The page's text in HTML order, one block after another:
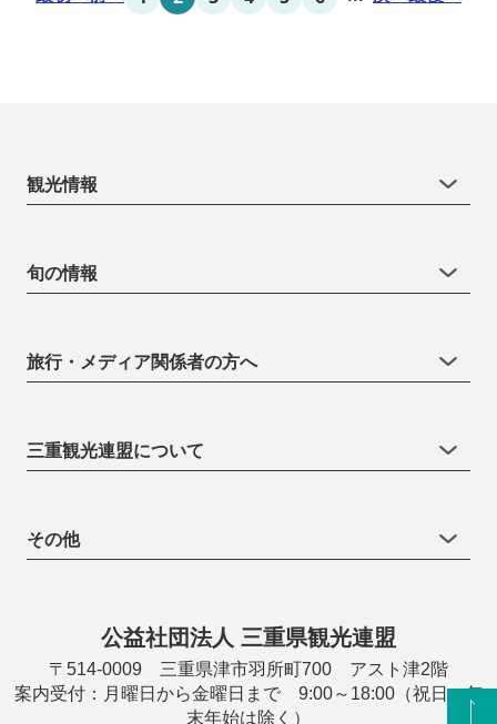
観光情報
旬の情報
旅行・メディア関係者の方へ
三重観光連盟について
その他
公益社団法人 三重県観光連盟
〒514-0009 三重県津市羽所町700 アスト津2階
案内受付：月曜日から金曜日まで 9:00～18:00（祝日・年
末年始は除く）